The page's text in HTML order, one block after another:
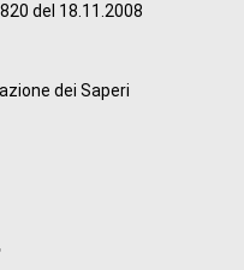
del 18.11.2008
dei Saperi